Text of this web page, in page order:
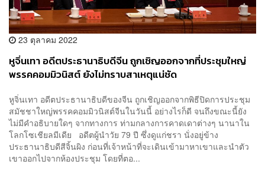
23 ตุลาคม 2022
หูจิ่นเทา อดีตประธานาธิบดีจีน ถูกเชิญออกจากที่ประชุมใหญ่
พรรคคอมมิวนิสต์ ยังไม่ทราบสาเหตุแน่ชัด
หูจิ่นเทา อดีตประธานาธิบดีของจีน ถูกเชิญออกจากพิธีปิดการประชุม
สมัชชาใหญ่พรรคคอมมิวนิสต์จีนในวันนี้ อย่างไรก็ดี จนถึงขณะนี้ยัง
ไม่มีคำอธิบายใดๆ จากทางการ ท่ามกลางการคาดเดาต่างๆ นานาใน
โลกโซเชียลมีเดีย อดีตผู้นำวัย 79 ปี ซึ่งดูแก่ชรา นั่งอยู่ข้าง
ประธานาธิบดีสีจิ้นผิง ก่อนที่เจ้าหน้าที่จะเดินเข้ามาหาเขาและนำตัว
เขาออกไปจากห้องประชุม โดยที่ตอ...